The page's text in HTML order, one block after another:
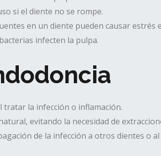
si el diente no se rompe.
en un diente pueden causar estrés
infecten la pulpa.
tratar la infección o inflamación.
evitando la necesidad de
de la infección a otros dientes o